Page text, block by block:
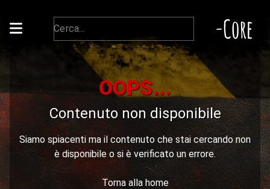
-Core
OOPS...
Contenuto non disponibile
Siamo spiacenti ma il contenuto che stai cercando non
è disponibile o si è verificato un errore.
Torna alla home